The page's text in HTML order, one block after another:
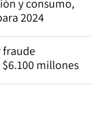
y consumo,
2024
fraude
millones